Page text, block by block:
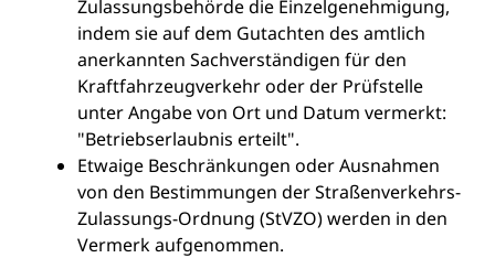
Zulassungsbehörde die Einzelgenehmigung,
indem sie auf dem Gutachten des amtlich
anerkannten Sachverständigen für den
Kraftfahrzeugverkehr oder der Prüfstelle
unter Angabe von Ort und Datum vermerkt:
"Betriebserlaubnis erteilt".
Etwaige Beschränkungen oder Ausnahmen
von den Bestimmungen der Straßenverkehrs-
Zulassungs-Ordnung (StVZO) werden in den
Vermerk aufgenommen.